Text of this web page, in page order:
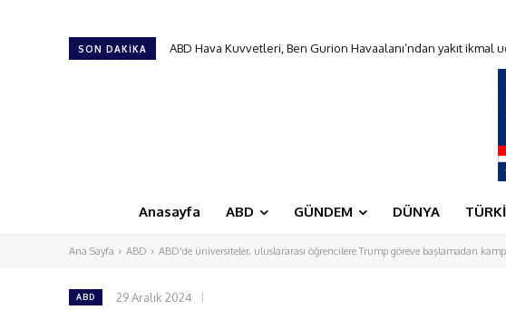
SON DAKIKA Türk Hava Kuvvetleri’nin ilk kadın paşası oldu
Anasayfa ABD GÜNDEM DÜNYA
Ana Sayfa ABD ABD'de üniversiteler, uluslararası öğrencilere Trump göreve başlamadan
ABD 29 Aralık 2024